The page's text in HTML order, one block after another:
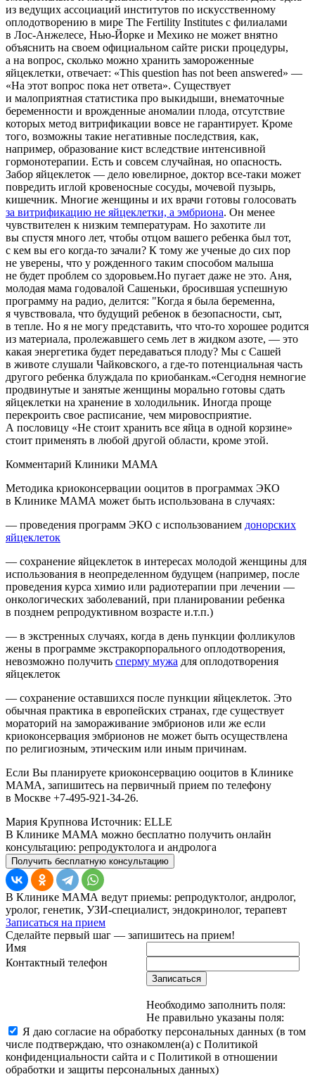
из ведущих ассоциаций институтов по искусственному
оплодотворению в мире The Fertility Institutes с филиалами
в Лос-Анжелесе, Нью-Йорке и Мехико не может внятно
объяснить на своем официальном сайте риски процедуры,
а на вопрос, сколько можно хранить замороженные
яйцеклетки, отвечает: «This question has not been answered» —
«На этот вопрос пока нет ответа». Существует
и малоприятная статистика про выкидыши, внематочные
беременности и врожденные аномалии плода, отсутствие
которых метод витрификации вовсе не гарантирует. Кроме
того, возможны такие негативные последствия, как,
например, образование кист вследствие интенсивной
гормонотерапии. Есть и совсем случайная, но опасность.
Забор яйцеклеток — дело ювелирное, доктор все-таки может
повредить иглой кровеносные сосуды, мочевой пузырь,
кишечник. Многие женщины и их врачи готовы голосовать
за витрификацию не яйцеклетки, а эмбриона. Он менее
чувствителен к низким температурам. Но захотите ли
вы спустя много лет, чтобы отцом вашего ребенка был тот,
с кем вы его когда-то зачали? К тому же ученые до сих пор
не уверены, что у рожденного таким способом малыша
не будет проблем со здоровьем.Но пугает даже не это. Аня,
молодая мама годовалой Сашеньки, бросившая успешную
программу на радио, делится: "Когда я была беременна,
я чувствовала, что будущий ребенок в безопасности, сыт,
в тепле. Но я не могу представить, что что-то хорошее родится
из материала, пролежавшего семь лет в жидком азоте, — это
какая энергетика будет передаваться плоду? Мы с Сашей
в животе слушали Чайковского, а где-то потенциальная часть
другого ребенка блуждала по криобанкам.«Сегодня немногие
продвинутые и занятые женщины морально готовы сдать
яйцеклетки на хранение в холодильник. Иногда проще
перекроить свое расписание, чем мировосприятие.
А пословицу «Не стоит хранить все яйца в одной корзине»
стоит применять в любой другой области, кроме этой.
Комментарий Клиники МАМА
Методика криоконсервации ооцитов в программах ЭКО
в Клинике МАМА может быть использована в случаях:
— проведения программ ЭКО с использованием донорских
яйцеклеток
— сохранение яйцеклеток в интересах молодой женщины для
использования в неопределенном будущем (например, после
проведения курса химио или радиотерапии при лечении —
онкологических заболеваний, при планировании ребенка
в позднем репродуктивном возрасте и.т.п.)
— в экстренных случаях, когда в день пункции фолликулов
жены в программе экстракорпорального оплодотворения,
невозможно получить сперму мужа для оплодотворения
яйцеклеток
— сохранение оставшихся после пункции яйцеклеток. Это
обычная практика в европейских странах, где существует
мораторий на замораживание эмбрионов или же если
криоконсервация эмбрионов не может быть осуществлена
по религиозным, этическим или иным причинам.
Если Вы планируете криоконсервацию ооцитов в Клинике
МАМА, запишитесь на первичный прием по телефону
в Москве +7-495-921-34-26.
Мария Крупнова Источник: ELLE
В Клинике МАМА можно бесплатно получить онлайн
консультацию: репродуктолога и андролога
Получить бесплатную консультацию
В Клинике МАМА ведут приемы: репродуктолог, андролог,
уролог, генетик, УЗИ-специалист, эндокринолог, терапевт
Записаться на прием
Сделайте первый шаг — запишитесь на прием!
Имя
Контактный телефон
Записаться
Необходимо заполнить поля:
Не правильно указаны поля:
Я даю согласие на обработку персональных данных (в том
числе подтверждаю, что ознакомлен(а) с Политикой
конфиденциальности сайта и с Политикой в отношении
обработки и защиты персональных данных)